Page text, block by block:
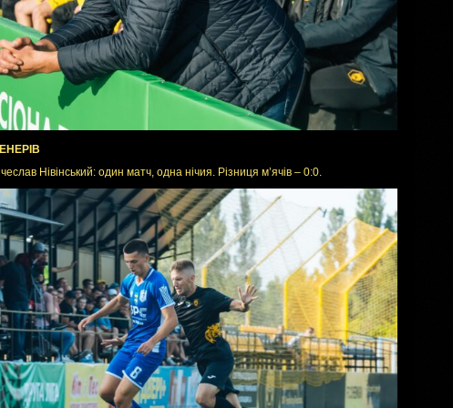
Нівінський: один матч, одна нічия. Різниця м’ячів – 0:0.